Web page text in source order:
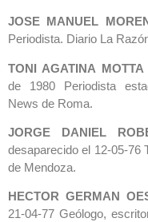
JOSE MANUEL
Periodista. Diario La
TONI AGATINA MOTTA
de 1980 Periodista
News de Roma.
JORGE DANIEL
desaparecido el 12-05-76
de Mendoza.
HECTOR GERMAN
21-04-77 Geólogo,